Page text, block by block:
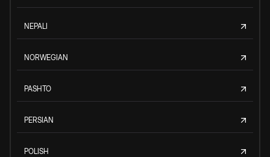
NEPALI
NORWEGIAN
PASHTO
PERSIAN
POLISH